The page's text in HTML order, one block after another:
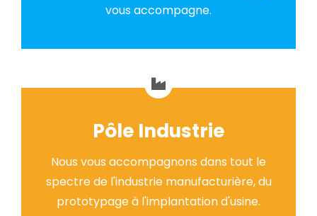
vous accompagne.
Pôle Industrie
Nous vous accompagnons dans tout le
spectre de l'industrie manufacturière, du
prototypage à l'implantation d'usine.